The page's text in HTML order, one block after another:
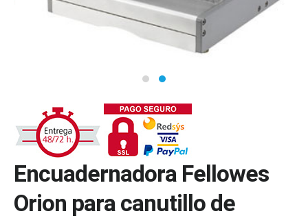
Encuadernadora Fellowes
Orion para canutillo de